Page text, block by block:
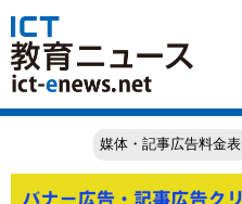
媒体・記事広告料金表